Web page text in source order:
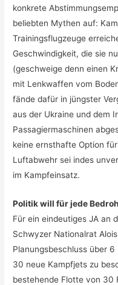
konkrete
beliebten Mythen auf:
Trainingsflugzeuge
Geschwindigkeit, die sie
(geschweige denn einen
mit Lenkwaffen vom
fände dafür in jüngster
aus der Ukraine und dem
Passagiermaschinen
keine ernsthafte Option
Luftabwehr sei indes
im Kampfeinsatz.
Politik will für jede
Für ein eindeutiges JA an
Schwyzer Nationalrat
Planungsbeschluss über
30 neue Kampfjets zu
bestehende Flotte von 30